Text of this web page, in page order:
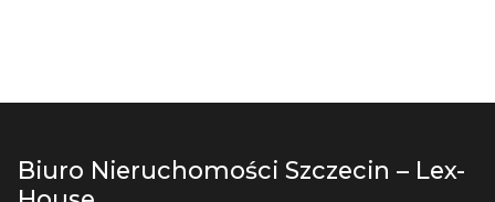
Biuro Nieruchomości Szczecin – Lex-